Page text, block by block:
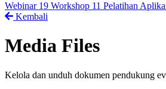
Webinar 19 Workshop 11 Pelatihan
Kembali
Media Files
Kelola dan unduh dokumen pendukung